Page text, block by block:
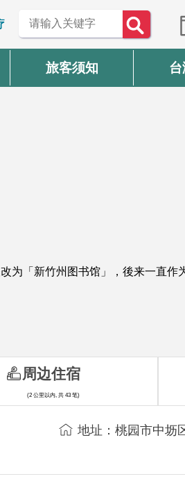
旅客须知
「新竹州图书馆」，後来一直作
地址：桃园市中坜
周边住宿
(2 公里以内, 共 43 笔)